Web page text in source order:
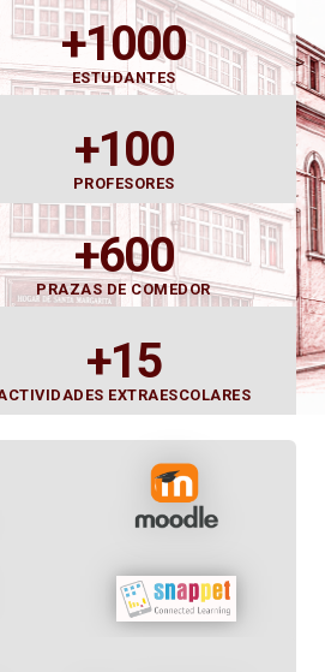
+1000
ESTUDANTES
+100
PROFESORES
+600
PRAZAS DE COMEDOR
+15
EXTRAESCOLARES